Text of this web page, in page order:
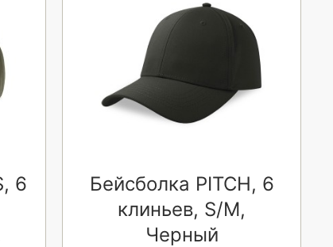
6
Бейсболка PITCH, 6
клиньев, S/M,
Черный